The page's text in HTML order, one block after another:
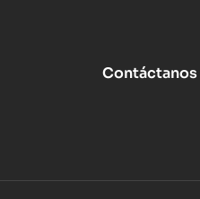
Contáctanos